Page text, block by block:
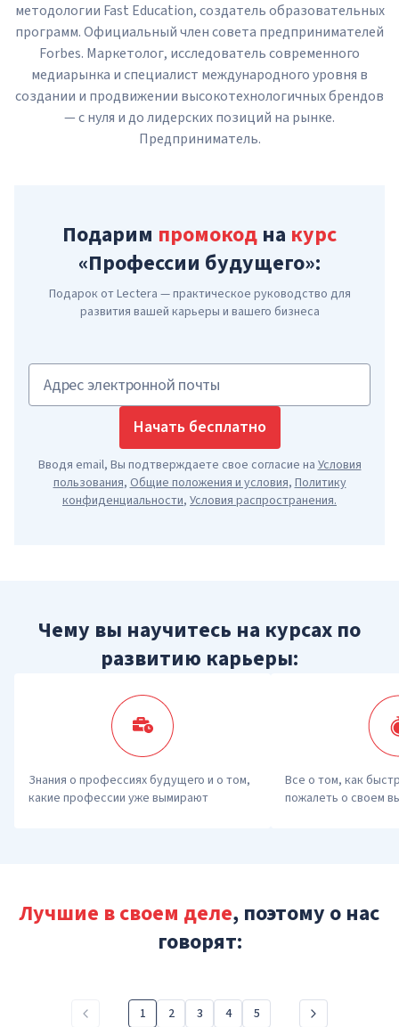
методологии Fast Education, создатель образовательных
программ. Официальный член совета предпринимателей
Forbes. Маркетолог, исследователь современного
медиарынка и специалист международного уровня в
создании и продвижении высокотехнологичных брендов
— с нуля и до лидерских позиций на рынке.
Предприниматель.
Подарим промокод на курс
«Профессии будущего»:
Подарок от Lectera — практическое руководство для
развития вашей карьеры и вашего бизнеса
Адрес электронной почты
Начать бесплатно
Вводя email, Вы подтверждаете свое согласие наУсловия
пользования,Общие положения и условия,Политику
конфиденциальности, Условия распространения.
Чему вы научитесь на курсах по
развитию карьеры:
Знания о профессиях будущего и о том,
какие профессии уже вымирают
Все о том, как
пожалеть о своем
Лучшие в своем деле, поэтому о нас
говорят:
1 2 3 4 5